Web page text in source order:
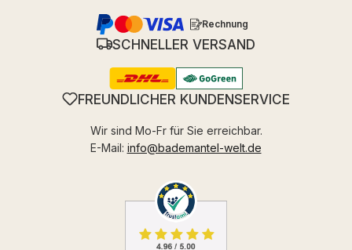
Rechnung
SCHNELLER VERSAND
FREUNDLICHER KUNDENSERVICE
Wir sind Mo-Fr für Sie erreichbar.
E-Mail: info@bademantel-welt.de